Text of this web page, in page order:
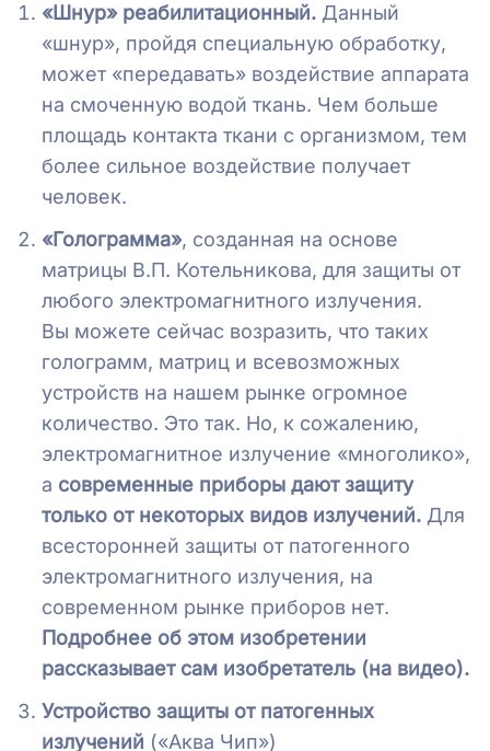
«Шнур» реабилитационный. Данный
«шнур», пройдя специальную обработку,
может «передавать» воздействие аппарата
на смоченную водой ткань. Чем больше
площадь контакта ткани с организмом, тем
более сильное воздействие получает
человек.
«Голограмма», созданная на основе
матрицы В.П. Котельникова, для защиты от
любого электромагнитного излучения.
Вы можете сейчас возразить, что таких
голограмм, матриц и всевозможных
устройств на нашем рынке огромное
количество. Это так. Но, к сожалению,
электромагнитное излучение «многолико»,
а современные приборы дают защиту
только от некоторых видов излучений. Для
всесторонней защиты от патогенного
электромагнитного излучения, на
современном рынке приборов нет.
Подробнее об этом изобретении
рассказывает сам изобретатель (на видео).
Устройство защиты от патогенных
излучений («Аква Чип»)